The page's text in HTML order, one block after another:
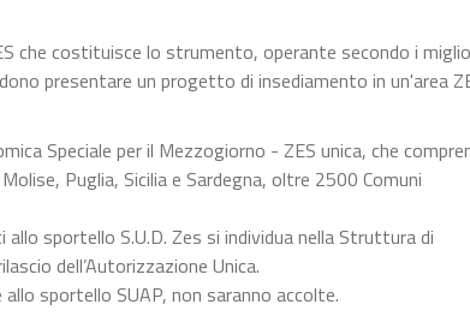
che costituisce lo strumento, operante secondo i
presentare un progetto di insediamento in un'area
Speciale per il Mezzogiorno - ZES unica, che
Puglia, Sicilia e Sardegna, oltre 2500 Comuni
sportello S.U.D. Zes si individua nella Struttura di
dell’Autorizzazione Unica.
sportello SUAP, non saranno accolte.